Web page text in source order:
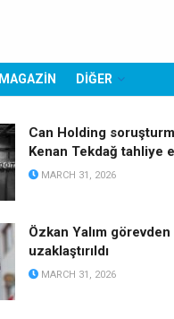
MAGAZİN DİĞER
Can Holding
Kenan Tekdağ tahliye
MARCH 31, 2026
Özkan Yalım görevden
uzaklaştırıldı
MARCH 31, 2026